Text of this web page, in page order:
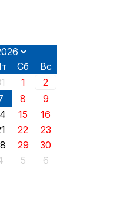
Сб
Вс
1
2
8
9
15
16
22
23
29
30
5 6